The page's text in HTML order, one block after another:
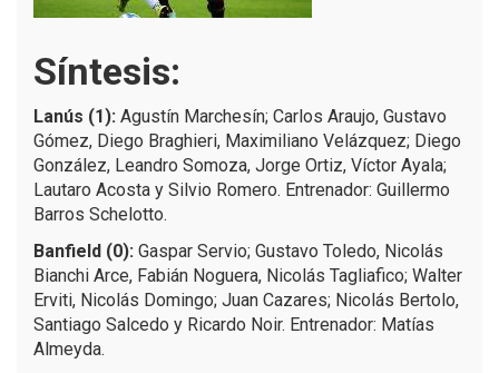
Síntesis:
Lanús (1): Agustín Marchesín; Carlos Araujo, Gustavo
Gómez, Diego Braghieri, Maximiliano Velázquez; Diego
González, Leandro Somoza, Jorge Ortiz, Víctor Ayala;
Lautaro Acosta y Silvio Romero. Entrenador: Guillermo
Barros Schelotto.
Banfield (0): Gaspar Servio; Gustavo Toledo, Nicolás
Bianchi Arce, Fabián Noguera, Nicolás Tagliafico; Walter
Erviti, Nicolás Domingo; Juan Cazares; Nicolás Bertolo,
Santiago Salcedo y Ricardo Noir. Entrenador: Matías
Almeyda.